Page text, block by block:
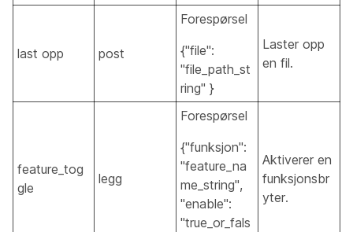
last opp post
Forespørsel
{"file":
"file_path_st
ring" }
Laster opp
en fil.
feature_tog
gle
legg
Forespørsel
{"funksjon":
"feature_na
me_string",
"enable":
"true_or_fals
Aktiverer en
funksjonsbr
yter.